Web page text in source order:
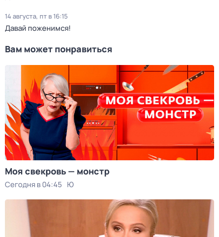
14 августа, пт в 16:15
Давай поженимся!
Вам может понравиться
Моя свекровь — монстр
Сегодня в 04:45 Ю